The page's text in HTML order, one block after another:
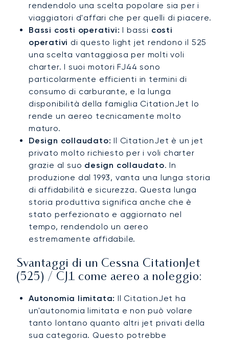
rendendolo una scelta popolare sia per i
viaggiatori d'affari che per quelli di piacere.
Bassi costi operativi: I bassi costi
operativi di questo light jet rendono il 525
una scelta vantaggiosa per molti voli
charter. I suoi motori FJ44 sono
particolarmente efficienti in termini di
consumo di carburante, e la lunga
disponibilità della famiglia CitationJet lo
rende un aereo tecnicamente molto
maturo.
Design collaudato: Il CitationJet è un jet
privato molto richiesto per i voli charter
grazie al suo design collaudato. In
produzione dal 1993, vanta una lunga storia
di affidabilità e sicurezza. Questa lunga
storia produttiva significa anche che è
stato perfezionato e aggiornato nel
tempo, rendendolo un aereo
estremamente affidabile.
Svantaggi di un Cessna CitationJet
(525) / CJ1 come aereo a noleggio:
Autonomia limitata: Il CitationJet ha
un'autonomia limitata e non può volare
tanto lontano quanto altri jet privati della
sua categoria. Questo potrebbe